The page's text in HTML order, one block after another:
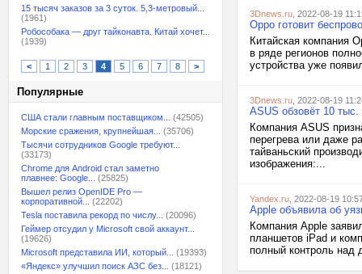
15 тысяч заказов за 3 суток. 5,3-метровый...
(1961)
Робособака — друг тайконавта. Китай хочет...
(1939)
< 1 2 3 4 5 6 7 8 >
Популярные
США стали главным поставщиком...
(42505)
Морские сражения, крупнейшая...
(35706)
Тысячи сотрудников Google требуют...
(33173)
Chrome для Android стал заметно
плавнее: Google...
(25825)
Вышел релиз OpenIDE Pro —
корпоративной...
(22202)
Tesla поставила рекорд по числу...
(20096)
Геймер отсудил у Microsoft свой аккаунт...
(19626)
Microsoft представила ИИ, который...
(19393)
«Яндекс» улучшил поиск АЗС без...
(18121)
3Dnews.ru , 2022-08-19
Oppo готовит
Китайская компания
в ряде регионов
устройства уже
3Dnews.ru , 2022-08-19
ASUS обзовёт 10 тыс.
Компания ASUS
перегрева или даже
тайваньский
изображения:...
Yandex.ru , 2022-08-19
Apple объявила об
Компания Apple
планшетов iPad и
полный контроль над